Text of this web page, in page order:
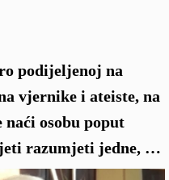
podijeljenoj na
vjernike i ateiste, na
naći osobu poput
razumjeti jedne, …